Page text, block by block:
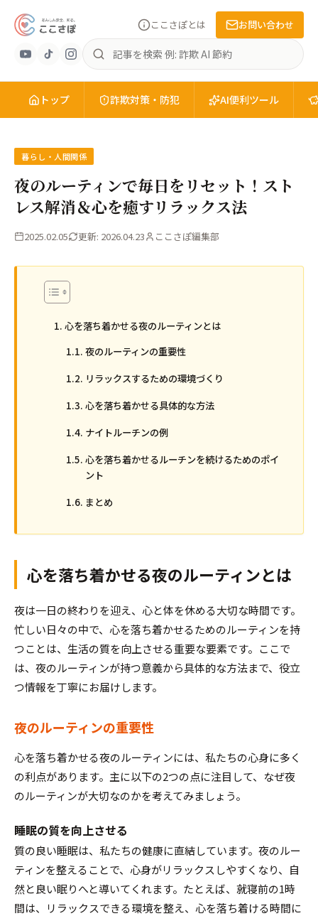
あ
ん
ん
全
知
る。
こ
こ
さ
ぽ
記
事
を
索
ここさぽとは お問い合わせ
トップ 詐欺対策・防犯 AI便利ツール
暮らし・人間関係
夜のルーティンで毎日をリセット！スト
レス解消＆心を癒すリラックス法
2025.02.05 更新: 2026.04.23 ここさぽ編集部
心を落ち着かせる夜のルーティンとは
夜のルーティンの重要性
リラックスするための環境づくり
心を落ち着かせる具体的な方法
ナイトルーチンの例
心を落ち着かせるルーチンを続けるためのポイ
ント
まとめ
心を落ち着かせる夜のルーティンとは
夜は一日の終わりを迎え、心と体を休める大切な時間です。
忙しい日々の中で、心を落ち着かせるためのルーティンを持
つことは、生活の質を向上させる重要な要素です。ここで
は、夜のルーティンが持つ意義から具体的な方法まで、役立
つ情報を丁寧にお届けします。
夜のルーティンの重要性
心を落ち着かせる夜のルーティンには、私たちの心身に多く
の利点があります。主に以下の2つの点に注目して、なぜ夜
のルーティンが大切なのかを考えてみましょう。
睡眠の質を向上させる
質の良い睡眠は、私たちの健康に直結しています。夜のルー
ティンを整えることで、心身がリラックスしやすくなり、自
然と良い眠りへと導いてくれます。たとえば、就寝前の1時
間は、リラックスできる環境を整え、心を落ち着ける時間に